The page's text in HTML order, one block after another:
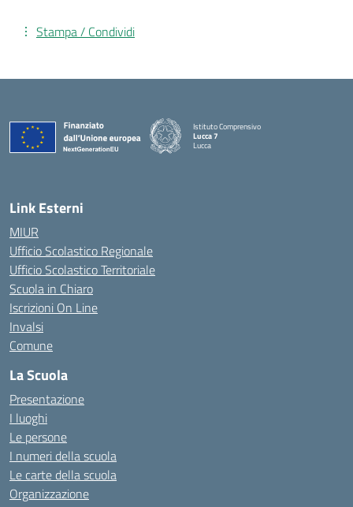
Stampa / Condividi
Istituto Comprensivo
Lucca 7
Lucca
Link Esterni
MIUR
Ufficio Scolastico Regionale
Ufficio Scolastico Territoriale
Scuola in Chiaro
Iscrizioni On Line
Invalsi
Comune
La Scuola
Presentazione
I luoghi
Le persone
I numeri della scuola
Le carte della scuola
Organizzazione